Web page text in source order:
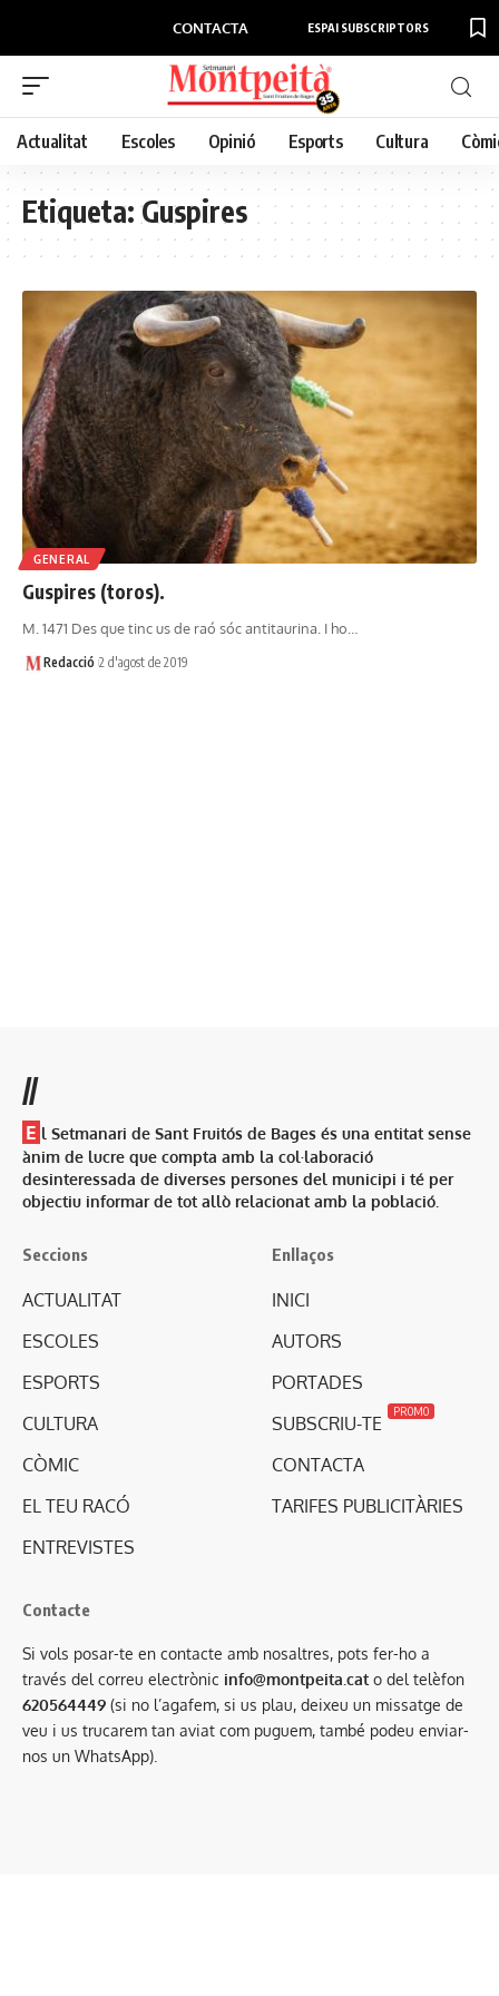
CONTACTA ESPAI SUBSCRIPTORS
Actualitat Escoles Opinió Esports Cultura
Etiqueta:Guspires
GENERAL
Guspires (toros).
M. 1471 Des que tinc us de raó sóc antitaurina. I ho…
Redacció 2 d'agost de 2019
//
E l Setmanari de Sant Fruitós de Bages és una entitat sense
ànim de lucre que compta amb la col·laboració
desinteressada de diverses persones del municipi i té per
objectiu informar de tot allò relacionat amb la població.
Seccions
ACTUALITAT
ESCOLES
ESPORTS
CULTURA
CÒMIC
EL TEU RACÓ
ENTREVISTES
Enllaços
INICI
AUTORS
PORTADES
SUBSCRIU-TE
PROMO
CONTACTA
TARIFES PUBLICITÀRIES
Contacte
Si vols posar-te en contacte amb nosaltres, pots fer-ho a
través del correu electrònic info@montpeita.cat o del telèfon
620564449 (si no l’agafem, si us plau, deixeu un missatge de
veu i us trucarem tan aviat com puguem, també podeu enviar-
nos un WhatsApp).